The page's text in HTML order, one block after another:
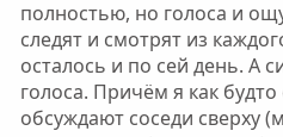
полностью, но голоса и
следят и смотрят из
осталось и по сей день. А
голоса. Причём я как
обсуждают соседи сверху